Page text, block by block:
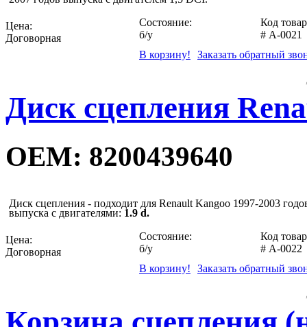
Цена:
Договорная
Состояние:
б/у
Код
# A-0021
В корзину!
Заказать обратный
Диск сцепления
OEM: 8200439640
Диск сцепления - подходит для Renault Kangoo 1997-2003
выпуска с двигателями:1.9 d.
Цена:
Договорная
Состояние:
б/у
Код
# A-0022
В корзину!
Заказать обратный